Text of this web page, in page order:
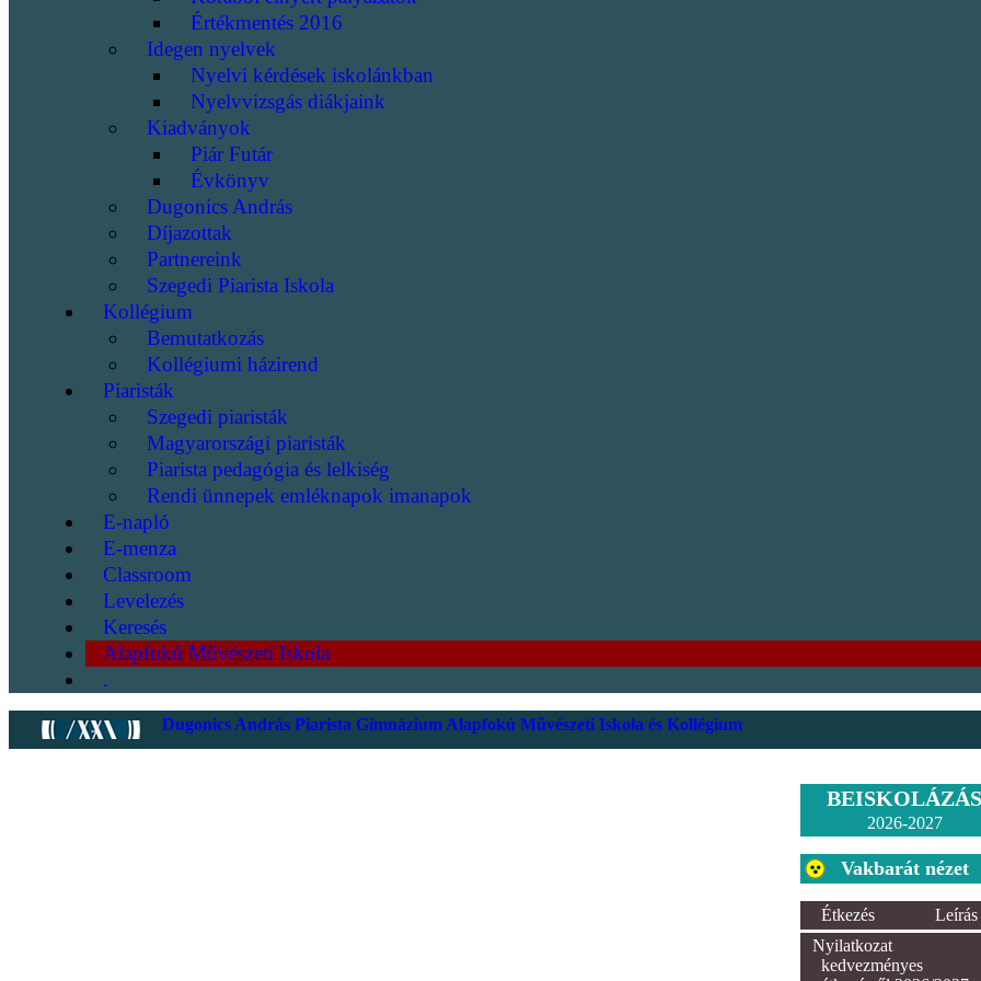
Értékmentés 2016
Idegen nyelvek
Nyelvi kérdések iskolánkban
Nyelvvizsgás diákjaink
Kiadványok
Piár Futár
Évkönyv
Dugonics András
Díjazottak
Partnereink
Szegedi Piarista Iskola
Kollégium
Bemutatkozás
Kollégiumi házirend
Piaristák
Szegedi piaristák
Magyarországi piaristák
Piarista pedagógia és lelkiség
Rendi ünnepek emléknapok imanapok
E-napló
E-menza
Classroom
Levelezés
Keresés
Alapfokú Művészeti Iskola
.
Dugonics András Piarista Gimnázium Alapfokú Művészeti Iskola és Kollégium
BEISKOLÁZÁS
2026-2027
Vakbarát nézet
Étkezés
Leírás
Nyilatkozat
kedvezményes